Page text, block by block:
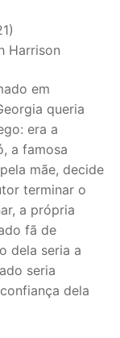
Harrison
em
queria
era a
a famosa
mãe, decide
terminar o
a própria
fã de
dela seria a
seria
dela